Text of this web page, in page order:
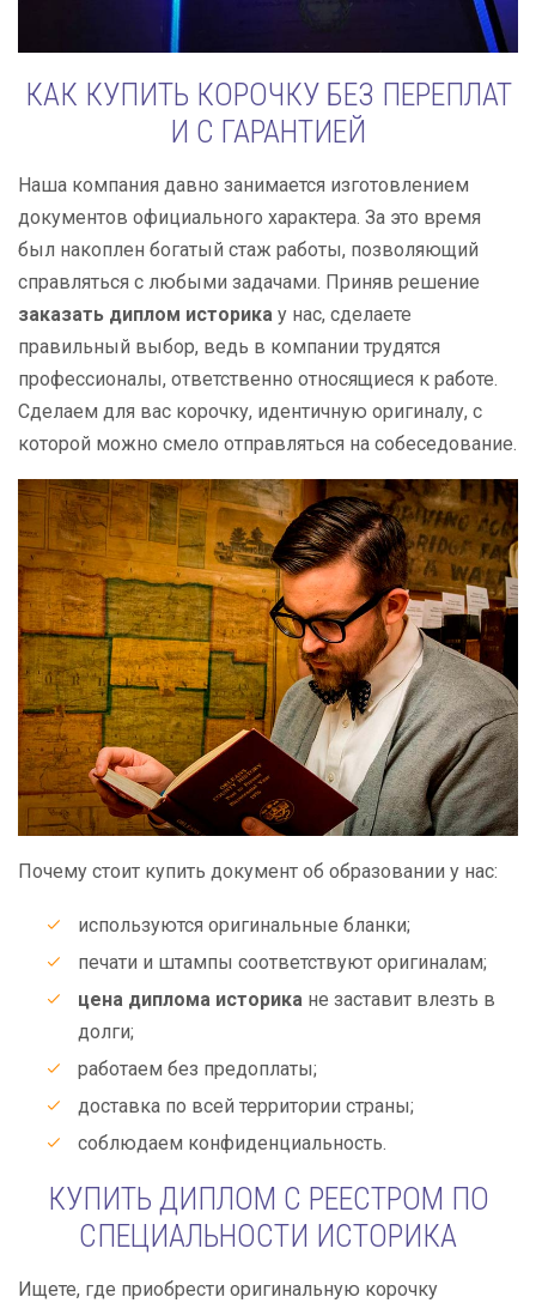
КАК КУПИТЬ КОРОЧКУ БЕЗ ПЕРЕПЛАТ
И С ГАРАНТИЕЙ
Наша компания давно занимается изготовлением
документов официального характера. За это время
был накоплен богатый стаж работы, позволяющий
справляться с любыми задачами. Приняв решение
заказать диплом историка у нас, сделаете
правильный выбор, ведь в компании трудятся
профессионалы, ответственно относящиеся к работе.
Сделаем для вас корочку, идентичную оригиналу, с
которой можно смело отправляться на собеседование.
Почему стоит купить документ об образовании у нас:
используются оригинальные бланки;
печати и штампы соответствуют оригиналам;
цена диплома историка не заставит влезть в
долги;
работаем без предоплаты;
доставка по всей территории страны;
соблюдаем конфиденциальность.
КУПИТЬ ДИПЛОМ С РЕЕСТРОМ ПО
СПЕЦИАЛЬНОСТИ ИСТОРИКА
Ищете, где приобрести оригинальную корочку